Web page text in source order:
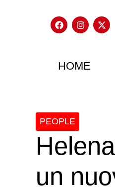
HOME
PEOPLE
un